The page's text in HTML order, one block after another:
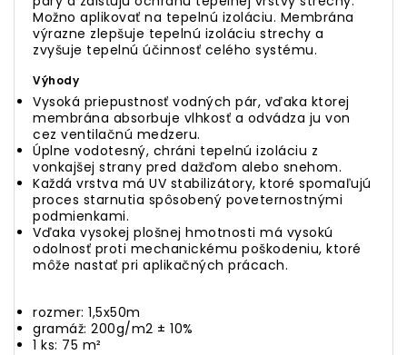
Možno aplikovať na tepelnú izoláciu. Membrána
výrazne zlepšuje tepelnú izoláciu strechy a
zvyšuje tepelnú účinnosť celého systému.
Výhody
Vysoká priepustnosť vodných pár, vďaka ktorej
membrána absorbuje vlhkosť a odvádza ju von
cez ventilačnú medzeru.
Úplne vodotesný, chráni tepelnú izoláciu z
vonkajšej strany pred dažďom alebo snehom.
Každá vrstva má UV stabilizátory, ktoré spomaľujú
proces starnutia spôsobený poveternostnými
podmienkami.
Vďaka vysokej plošnej hmotnosti má vysokú
odolnosť proti mechanickému poškodeniu, ktoré
môže nastať pri aplikačných prácach.
rozmer: 1,5x50m
gramáž: 200g/m2 ± 10%
1 ks: 75 m²